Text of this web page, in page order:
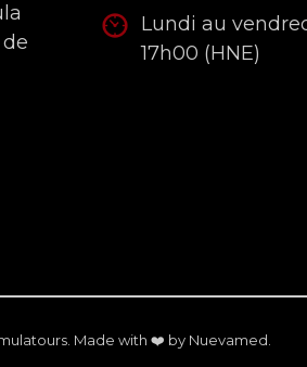
Lundi au
17h00 (HNE)
Made with ❤️ by Nuevamed.